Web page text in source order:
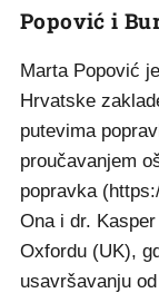
Popović i
Marta Popović
Hrvatske
putevima
proučavanjem
popravka
Ona i dr.
Oxfordu (UK),
usavršavanju